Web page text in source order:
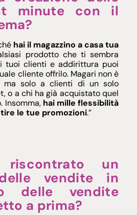
minute con il
hai il magazzino a casa tua
prodotto che ti sembra
tuoi clienti e addirittura puoi
cliente offrilo. Magari non è
ma solo a clienti di un solo
o a chi ha già acquistato quel
Insomma,hai mille flessibilità
le tue promozioni.”
un
vendite in
delle vendite
a prima?